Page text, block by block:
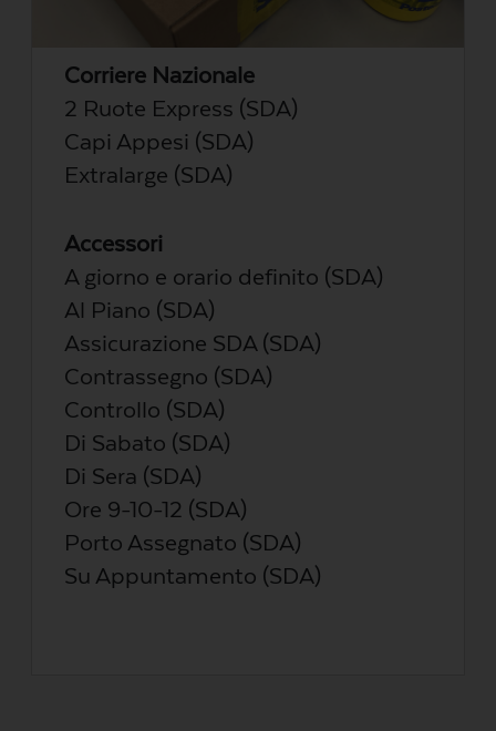
Corriere Nazionale
2 Ruote Express (SDA)
Capi Appesi (SDA)
Extralarge (SDA)
Accessori
A giorno e orario definito (SDA)
Al Piano (SDA)
Assicurazione SDA (SDA)
Contrassegno (SDA)
Controllo (SDA)
Di Sabato (SDA)
Di Sera (SDA)
Ore 9-10-12 (SDA)
Porto Assegnato (SDA)
Su Appuntamento (SDA)